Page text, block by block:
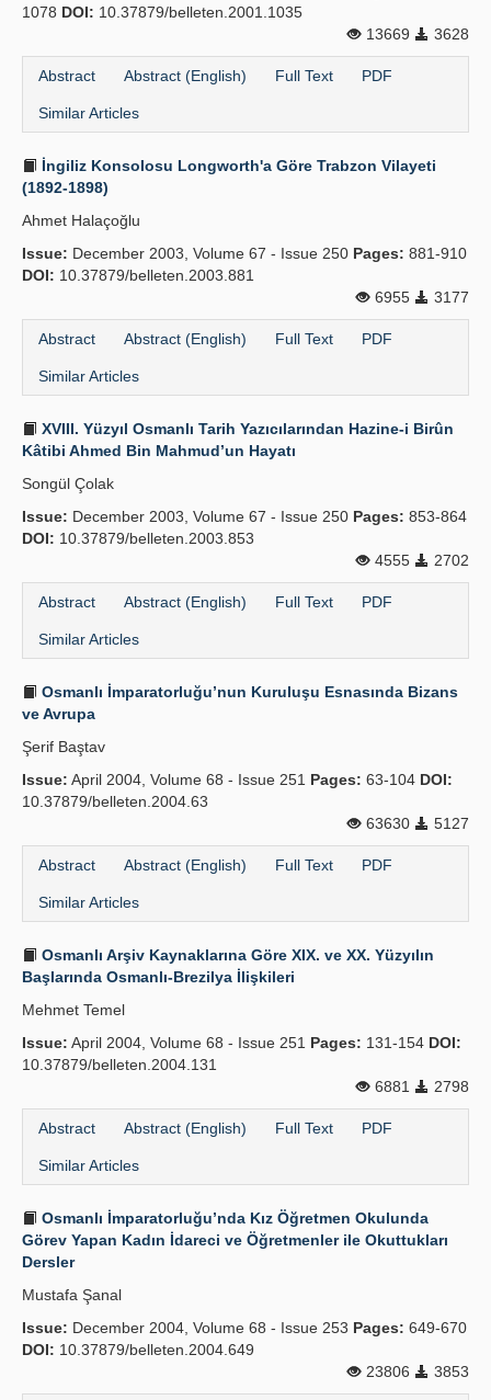
1078 DOI: 10.37879/belleten.2001.1035
13669
3628
Abstract Abstract (English) Full Text PDF
Similar Articles
İngiliz Konsolosu Longworth'a Göre Trabzon Vilayeti
(1892-1898)
Ahmet Halaçoğlu
Issue: December 2003, Volume 67 - Issue 250 Pages: 881-910
DOI: 10.37879/belleten.2003.881
6955
3177
Abstract Abstract (English) Full Text PDF
Similar Articles
XVIII. Yüzyıl Osmanlı Tarih Yazıcılarından Hazine-i Birûn
Kâtibi Ahmed Bin Mahmud’un Hayatı
Songül Çolak
Issue: December 2003, Volume 67 - Issue 250 Pages: 853-864
DOI: 10.37879/belleten.2003.853
4555
2702
Abstract Abstract (English) Full Text PDF
Similar Articles
Osmanlı İmparatorluğu’nun Kuruluşu Esnasında Bizans
ve Avrupa
Şerif Baştav
Issue: April 2004, Volume 68 - Issue 251 Pages: 63-104 DOI:
10.37879/belleten.2004.63
63630
5127
Abstract Abstract (English) Full Text PDF
Similar Articles
Osmanlı Arşiv Kaynaklarına Göre XIX. ve XX. Yüzyılın
Başlarında Osmanlı-Brezilya İlişkileri
Mehmet Temel
Issue: April 2004, Volume 68 - Issue 251 Pages: 131-154 DOI:
10.37879/belleten.2004.131
6881
2798
Abstract Abstract (English) Full Text PDF
Similar Articles
Osmanlı İmparatorluğu’nda Kız Öğretmen Okulunda
Görev Yapan Kadın İdareci ve Öğretmenler ile Okuttukları
Dersler
Mustafa Şanal
Issue: December 2004, Volume 68 - Issue 253 Pages: 649-670
DOI: 10.37879/belleten.2004.649
23806
3853